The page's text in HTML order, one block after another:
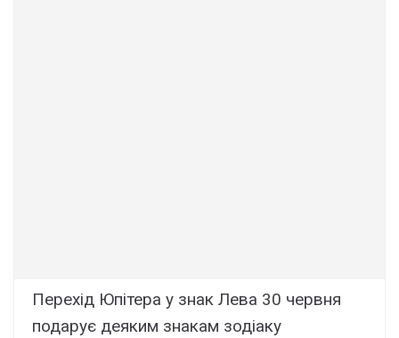
Перехід Юпітера у знак Лева 30 червня
подарує деяким знакам зодіаку